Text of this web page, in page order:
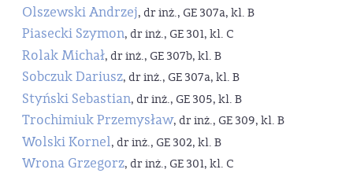
Olszewski Andrzej, dr inż., GE 307a, kl. B
Piasecki Szymon, dr inż., GE 301, kl. C
Rolak Michał, dr inż., GE 307b, kl. B
Sobczuk Dariusz, dr inż., GE 307a, kl. B
Styński Sebastian, dr inż., GE 305, kl. B
Trochimiuk Przemysław, dr inż., GE 309, kl. B
Wolski Kornel, dr inż., GE 302, kl. B
Wrona Grzegorz, dr inż., GE 301, kl. C